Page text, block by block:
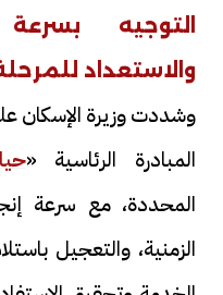
التوجيه
والاستعداد للمرحلة
وشددت وزيرة الإسكان
المبادرة الرئاسية «
المحددة، مع سرعة
الزمنية، والتعجيل